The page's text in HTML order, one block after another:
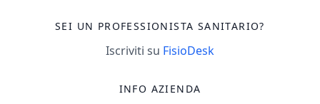
SEI UN PROFESSIONISTA SANITARIO?
Iscriviti su FisioDesk
INFO AZIENDA